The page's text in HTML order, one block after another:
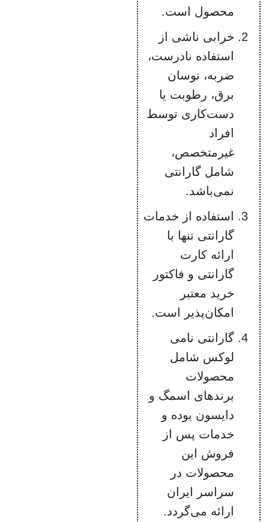
محصول است.
خرابی ناشی از
استفاده نادرست،
ضربه، نوسان
برق، رطوبت یا
دست‌کاری توسط
افراد
غیرمتخصص،
شامل گارانتی
نمی‌باشد.
استفاده از خدمات
گارانتی تنها با
ارائه کارت
گارانتی و فاکتور
خرید معتبر
امکان‌پذیر است.
گارانتی نامی
لوکس شامل
محصولات
برندهای اسمگ و
دایسون بوده و
خدمات پس از
فروش این
محصولات در
سراسر ایران
ارائه می‌گردد.